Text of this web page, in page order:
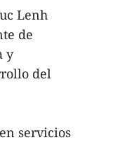
Lenh
de
y
del
servicios